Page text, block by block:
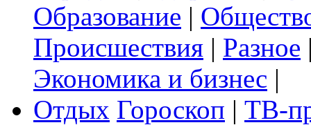
Образование |
Происшествия | Разное
Экономика и бизнес |
Отдых Гороскоп | ТВ-